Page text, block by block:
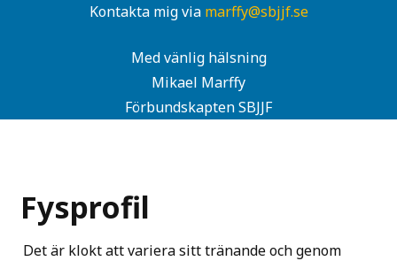
Kontakta mig via marffy@sbjjf.se
Med vänlig hälsning
Mikael Marffy
Förbundskapten SBJJF
Fysprofil
Det är klokt att variera sitt tränande och genom